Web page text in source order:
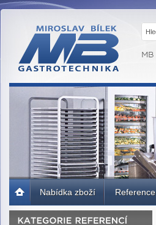
MB GASTRO
BRNO -
Gastrotechnika,
profesionální
kuchyně
strana
Nabídka zboží Reference